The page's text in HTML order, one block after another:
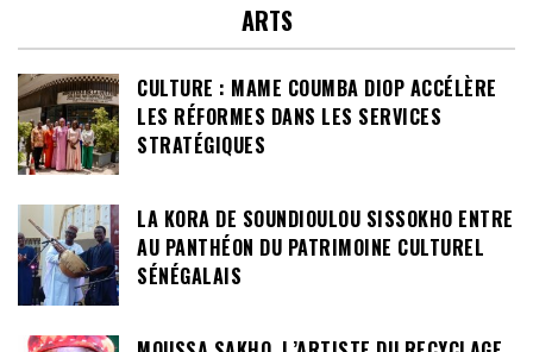
ARTS
CULTURE : MAME COUMBA DIOP ACCÉLÈRE
LES RÉFORMES DANS LES SERVICES
STRATÉGIQUES
LA KORA DE SOUNDIOULOU SISSOKHO ENTRE
AU PANTHÉON DU PATRIMOINE CULTUREL
SÉNÉGALAIS